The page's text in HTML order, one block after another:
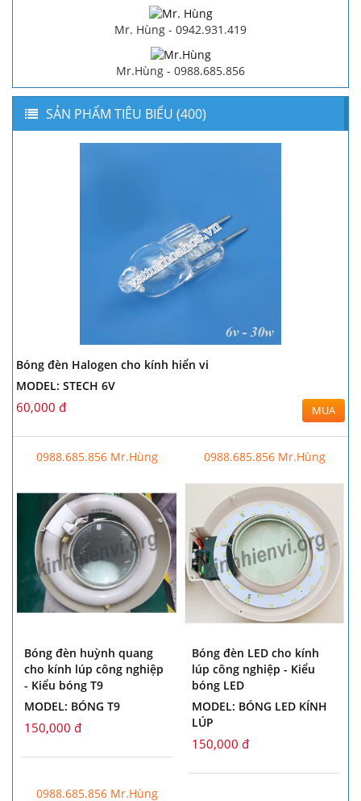
Mr. Hùng - 0942.931.419
Mr.Hùng - 0988.685.856
SẢN PHẨM TIÊU BIỂU (400)
Bóng đèn Halogen cho kính hiển vi
MODEL: STECH 6V
60,000 đ MUA
0988.685.856 Mr.Hùng
Bóng đèn huỳnh quang
cho kính lúp công nghiệp
- Kiểu bóng T9
MODEL: BÓNG T9
150,000 đ
0988.685.856 Mr.Hùng
Bóng đèn LED cho kính
lúp công nghiệp - Kiểu
bóng LED
MODEL: BÓNG LED KÍNH
LÚP
150,000 đ
0988.685.856 Mr.Hùng